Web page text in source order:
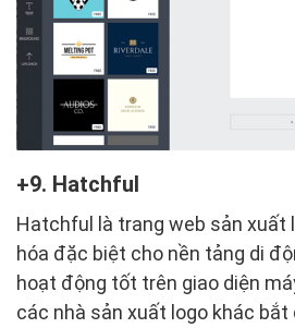
9. Hatchful
Hatchful là trang web sản
hóa đặc biệt cho nền tảng di
hoạt động tốt trên giao diện
các nhà sản xuất logo khác